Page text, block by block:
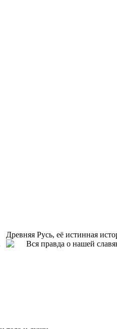
Древняя Русь, её истинная
Вся правда о нашей